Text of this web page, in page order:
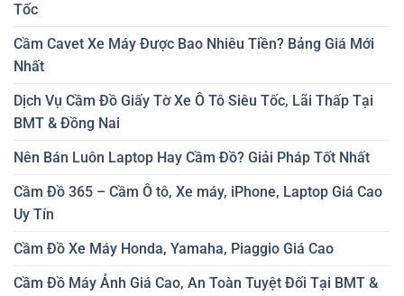
Tốc
Cầm Cavet Xe Máy Được Bao Nhiêu Tiền? Bảng Giá Mới
Nhất
Dịch Vụ Cầm Đồ Giấy Tờ Xe Ô Tô Siêu Tốc, Lãi Thấp Tại
BMT & Đồng Nai
Nên Bán Luôn Laptop Hay Cầm Đồ? Giải Pháp Tốt Nhất
Cầm Đồ 365 – Cầm Ô tô, Xe máy, iPhone, Laptop Giá Cao
Uy Tín
Cầm Đồ Xe Máy Honda, Yamaha, Piaggio Giá Cao
Cầm Đồ Máy Ảnh Giá Cao, An Toàn Tuyệt Đối Tại BMT &